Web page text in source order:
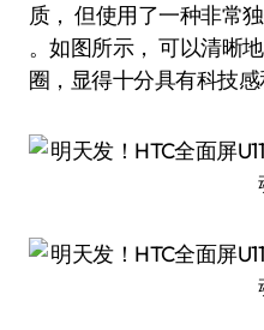
质， 但使用了一种非常
。如图所示， 可以清晰
圈，显得十分具有科技感